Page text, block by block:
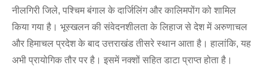
नीलगिरी जिले, पश्चिम बंगाल के दार्जिलिंग और कालिमपोंग को शामिल
किया गया है। भूस्खलन की संवेदनशीलता के लिहाज से देश में अरुणाचल
और हिमाचल प्रदेश के बाद उत्तराखंड तीसरे स्थान आता है। हालांकि, यह
अभी प्रायोगिक तौर पर है। इसमें नक्शों सहित डाटा प्राप्त होता है।